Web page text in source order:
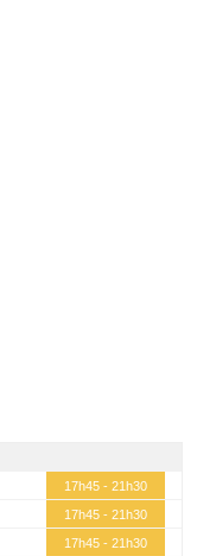
17h45 - 21h30
17h45 - 21h30
17h45 - 21h30